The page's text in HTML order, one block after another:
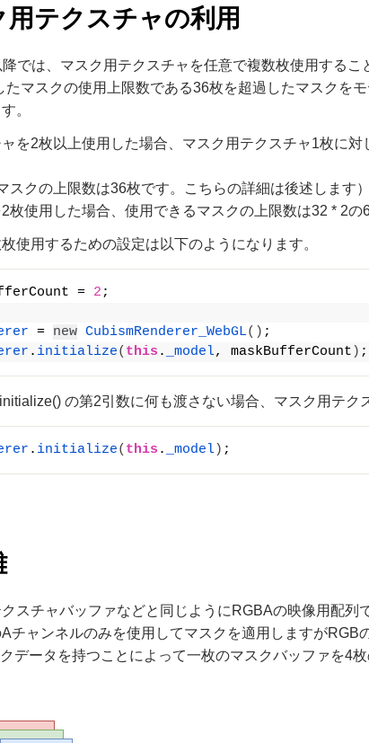
テクスチャの利用
では、マスク用テクスチャを任意で複数枚使用するこ
マスクの使用上限数である36枚を超過したマスクを
。
を2枚以上使用した場合、マスク用テクスチャ1枚に
スクの上限数は36枚です。こちらの詳細は後述します）
枚使用した場合、使用できるマスクの上限数は32 * 2の
使用するための設定は以下のようになります。
= 2 ;
= new CubismRenderer_WebGL( ) ;
. initialize( this . _model, maskBufferCount ) ;
の第2引数に何も渡さない場合、マスク用テク
. initialize( this . _model) ;
スチャバッファなどと同じようにRGBAの映像用配列
チャンネルのみを使用してマスクを適用しますがRGB
データを持つことによって一枚のマスクバッファを4